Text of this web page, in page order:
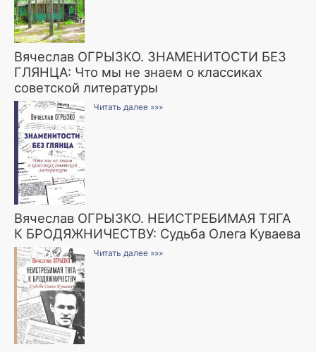
Вячеслав ОГРЫЗКО. ЗНАМЕНИТОСТИ БЕЗ
ГЛЯНЦА: Что мы не знаем о классиках
советской литературы
Читать далее »»»
Вячеслав ОГРЫЗКО. НЕИСТРЕБИМАЯ ТЯГА
К БРОДЯЖНИЧЕСТВУ: Судьба Олега Куваева
Читать далее »»»